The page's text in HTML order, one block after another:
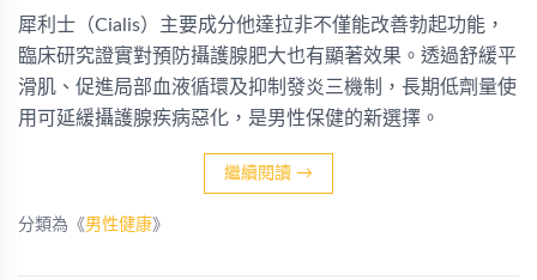
犀利士（Cialis）主要成分他達拉非不僅能改善勃起功能，
臨床研究證實對預防攝護腺肥大也有顯著效果。透過舒緩平
滑肌、促進局部血液循環及抑制發炎三機制，長期低劑量使
用可延緩攝護腺疾病惡化，是男性保健的新選擇。
繼續閱讀 →
分類為《男性健康》